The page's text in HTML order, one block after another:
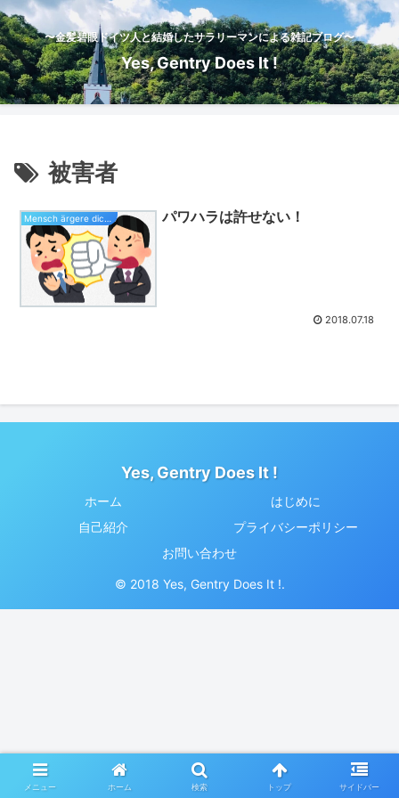
〜金髪碧眼ドイツ人と結婚したサラリーマンによる雑記ブログ〜
Yes, Gentry Does It !
被害者
パワハラは許せない！
2018.07.18
Yes, Gentry Does It !
ホーム
はじめに
自己紹介
プライバシーポリシー
お問い合わせ
© 2018 Yes, Gentry Does It !.
メニュー ホーム 検索 トップ サイドバー